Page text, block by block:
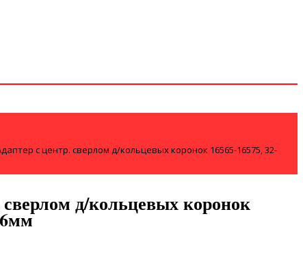
с центр. сверлом д/кольцевых коронок 16565-16575, 32-
д/кольцевых коронок